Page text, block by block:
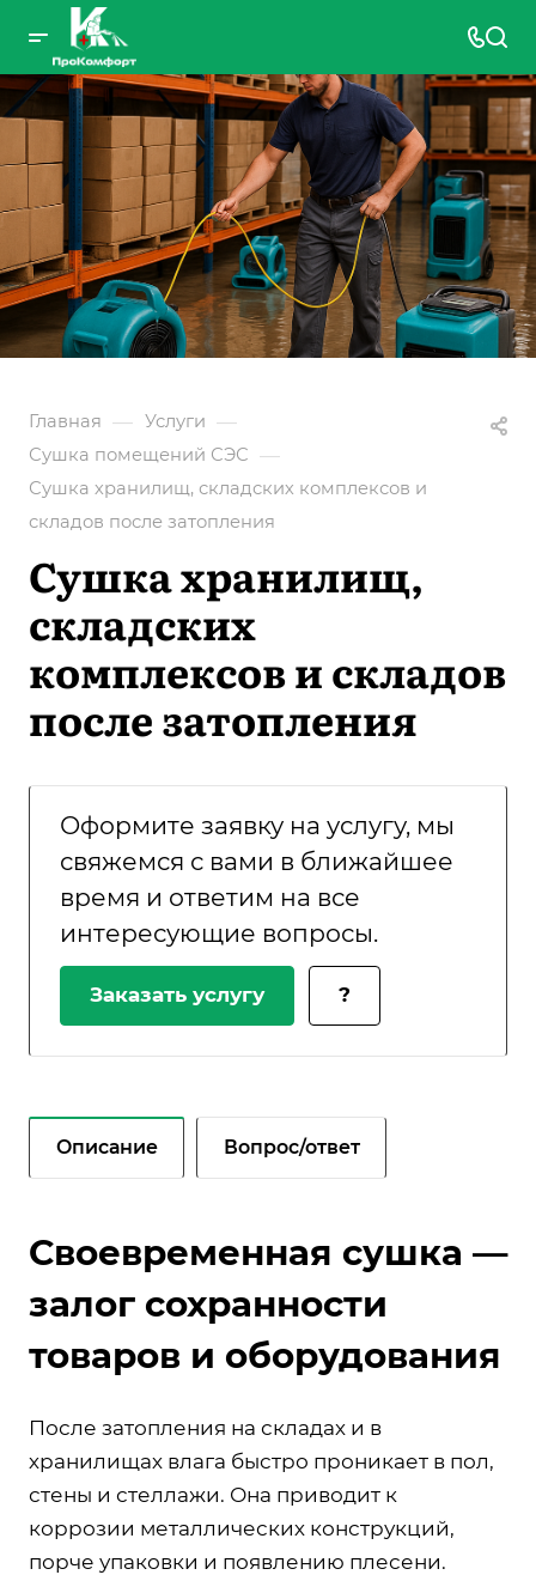
Главная — Услуги —
Сушка помещений СЭС —
Сушка хранилищ, складских комплексов и
складов после затопления
Сушка хранилищ,
складских
комплексов и складов
после затопления
Оформите заявку на услугу, мы
свяжемся с вами в ближайшее
время и ответим на все
интересующие вопросы.
Заказать услугу ?
Описание Вопрос/ответ
Своевременная сушка —
залог сохранности
товаров и оборудования
После затопления на складах и в
хранилищах влага быстро проникает в пол,
стены и стеллажи. Она приводит к
коррозии металлических конструкций,
порче упаковки и появлению плесени.